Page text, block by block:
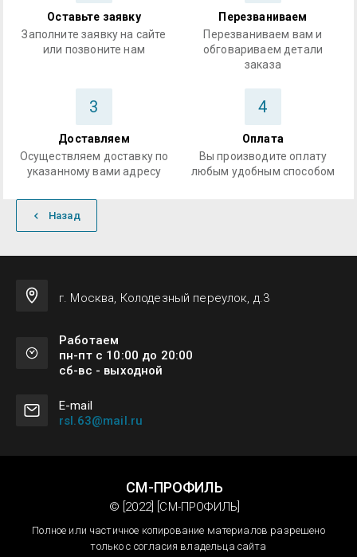
Оставьте заявку
Заполните заявку на сайте
или позвоните нам
Перезваниваем
Перезваниваем вам и
обговариваем детали
заказа
3
Доставляем
Осуществляем доставку по
указанному вами адресу
4
Оплата
Вы производите оплату
любым удобным способом
Назад
г. Москва, Колодезный переулок, д.3
Работаем
пн-пт с 10:00 до 20:00
сб-вс - выходной
Е-mail
rsl.63@mail.ru
СМ-ПРОФИЛЬ
© [2022] [СМ-ПРОФИЛЬ]
Полное или частичное копирование материалов разрешено
только с согласия владельца сайта